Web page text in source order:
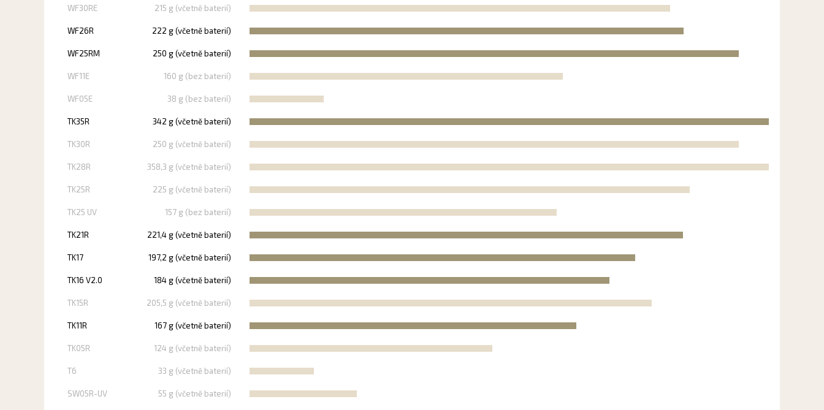
WF30RE 215 g (včetně baterií)
WF26R 222 g (včetně baterií)
WF25RM 250 g (včetně baterií)
WF11E 160 g (bez baterií)
WF05E 38 g (bez baterií)
TK35R 342 g (včetně baterií)
TK30R 250 g (včetně baterií)
TK28R 358,3 g (včetně baterií)
TK25R 225 g (včetně baterií)
TK25 UV 157 g (bez baterií)
TK21R 221,4 g (včetně baterií)
TK17 197,2 g (včetně baterií)
TK16 V2.0 184 g (včetně baterií)
TK15R 205,5 g (včetně baterií)
TK11R 167 g (včetně baterií)
TK05R 124 g (včetně baterií)
T6 33 g (včetně baterií)
SW05R-UV 55 g (včetně baterií)